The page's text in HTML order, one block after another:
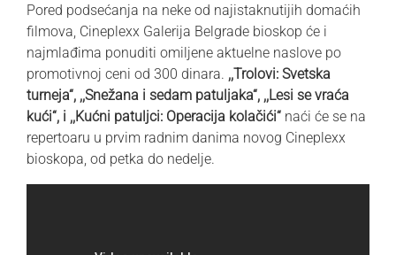
Pored podsećanja na neke od najistaknutijih domaćih
filmova, Cineplexx Galerija Belgrade bioskop će i
najmlađima ponuditi omiljene aktuelne naslove po
promotivnoj ceni od 300 dinara. ,,Trolovi: Svetska
turneja“, ,,Snežana i sedam patuljaka“, ,,Lesi se vraća
kući“, i ,,Kućni patuljci: Operacija kolačići“ naći će se na
repertoaru u prvim radnim danima novog Cineplexx
bioskopa, od petka do nedelje.